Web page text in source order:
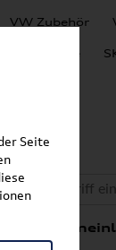
VW Zubehör
Produkte
Seite